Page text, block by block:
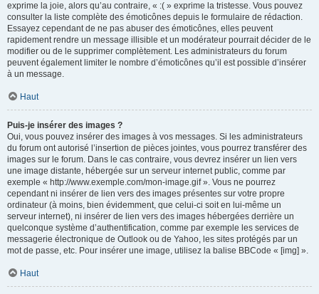
exprime la joie, alors qu’au contraire, « :( » exprime la tristesse. Vous pouvez
consulter la liste complète des émoticônes depuis le formulaire de rédaction.
Essayez cependant de ne pas abuser des émoticônes, elles peuvent
rapidement rendre un message illisible et un modérateur pourrait décider de le
modifier ou de le supprimer complètement. Les administrateurs du forum
peuvent également limiter le nombre d’émoticônes qu’il est possible d’insérer
à un message.
Haut
Puis-je insérer des images ?
Oui, vous pouvez insérer des images à vos messages. Si les administrateurs
du forum ont autorisé l’insertion de pièces jointes, vous pourrez transférer des
images sur le forum. Dans le cas contraire, vous devrez insérer un lien vers
une image distante, hébergée sur un serveur internet public, comme par
exemple « http://www.exemple.com/mon-image.gif ». Vous ne pourrez
cependant ni insérer de lien vers des images présentes sur votre propre
ordinateur (à moins, bien évidemment, que celui-ci soit en lui-même un
serveur internet), ni insérer de lien vers des images hébergées derrière un
quelconque système d’authentification, comme par exemple les services de
messagerie électronique de Outlook ou de Yahoo, les sites protégés par un
mot de passe, etc. Pour insérer une image, utilisez la balise BBCode « [img] ».
Haut